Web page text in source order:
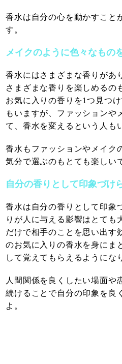
香水は自分の心を動かすこと
す。
メイクのように色々なもの
香水にはさまざまな香りがあ
さまざまな香りを楽しめるの
お気に入りの香りを1つ見つ
もいますが、ファッションや
て、香水を変えるという人も
香水もファッションやメイク
気分で選ぶのもとても楽しい
自分の香りとして印象づけ
香水は自分の香りとして印象
りが人に与える影響はとても
だけで相手のことを思い出す
のお気に入りの香水を身にま
して覚えてもらえるようにな
人間関係を良くしたい場面や
続けることで自分の印象を良
よ。